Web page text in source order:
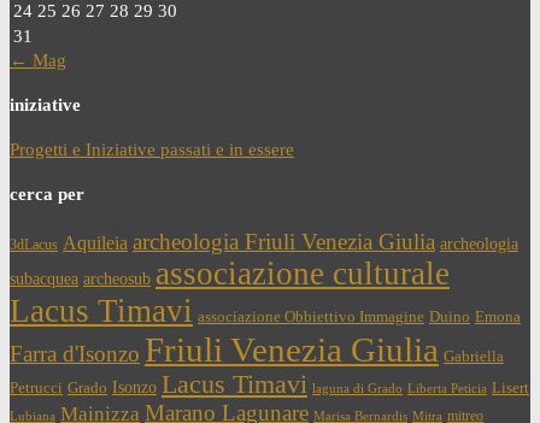
24 25 26 27 28 29 30
31
← Mag
iniziative
Progetti e Iniziative passati e in essere
cerca per
3dLacus Aquileia archeologia Friuli Venezia Giulia archeologia
subacquea archeosub associazione culturale
Lacus Timavi associazione Obbiettivo Immagine Duino Emona
Farra d'Isonzo Friuli Venezia Giulia Gabriella
Petrucci Grado Isonzo Lacus Timavi laguna di Grado Liberta Peticia Lisert
Lubiana Mainizza Marano Lagunare Marisa Bernardis Mitra mitreo